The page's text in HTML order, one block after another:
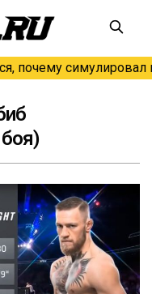
почему симулировал